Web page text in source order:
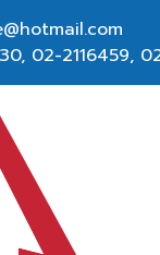
02-2116459,